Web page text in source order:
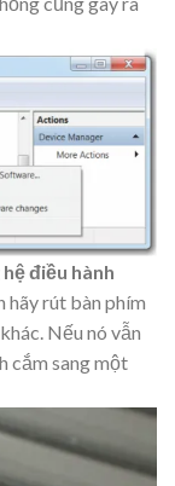
điều hành
hãy rút bàn phím
Nếu nó vẫn
cắm sang một